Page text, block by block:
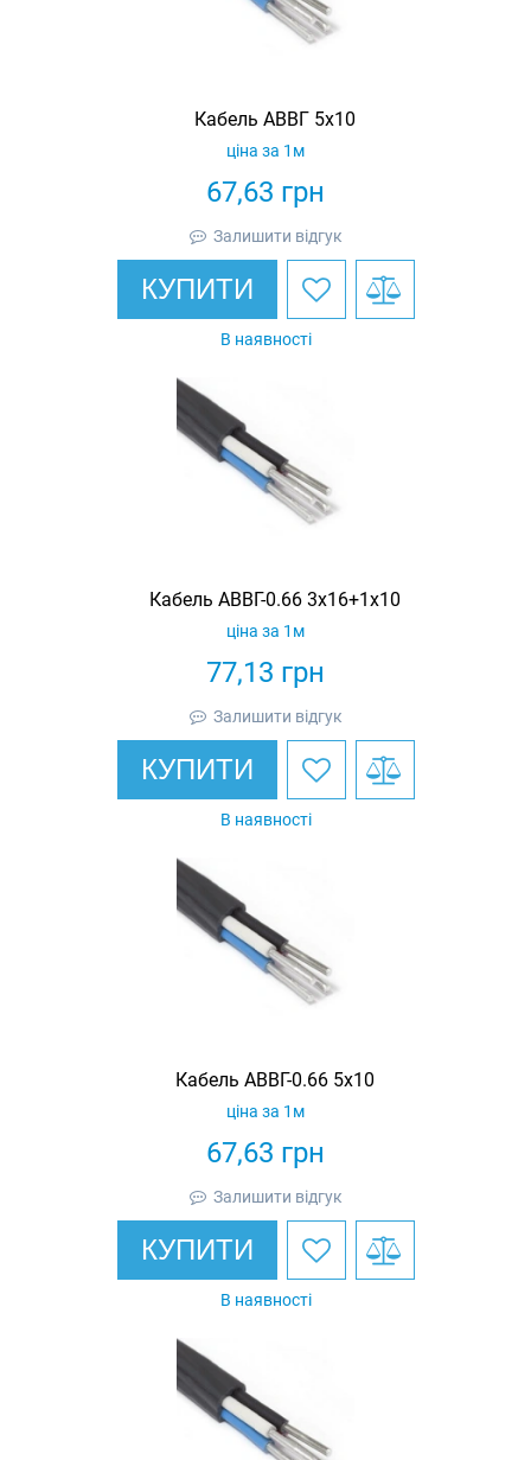
Кабель АВВГ 5х10
67,63 грн
ціна за 1м
Залишити відгук
КУПИТИ
В наявності
Кабель АВВГ-0.66 3х16+1х10
77,13 грн
ціна за 1м
Залишити відгук
КУПИТИ
В наявності
Кабель АВВГ-0.66 5х10
67,63 грн
ціна за 1м
Залишити відгук
КУПИТИ
В наявності